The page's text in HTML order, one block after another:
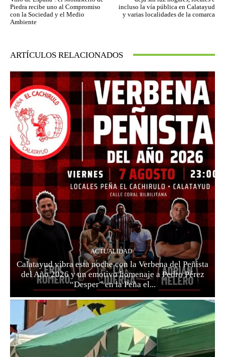
Piedra recibe uno al Compromiso
con la Sociedad y el Medio
Ambiente
incluso la vía pública en Calatayud
y varias localidades de la comarca
ARTÍCULOS RELACIONADOS
ACTUALIDAD
Calatayud vibra esta noche con la Verbena del Peñista
del Año 2026 y un emotivo homenaje a Pedro Pérez
“Desper” en la Peña el...